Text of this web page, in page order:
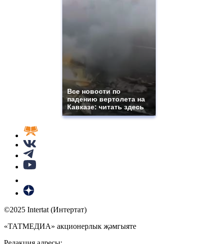
Все новости по
падению вертолета на
Кавказе: читать здесь
©2025 Intertat (Интертат)
«ТАТМЕДИА» акционерлык җәмгыяте